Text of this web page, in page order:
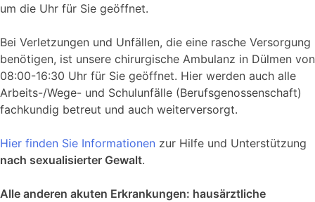
um die Uhr für Sie geöffnet.
Bei Verletzungen und Unfällen, die eine rasche Versorgung
benötigen, ist unsere chirurgische Ambulanz in Dülmen von
08:00-16:30 Uhr für Sie geöffnet. Hier werden auch alle
Arbeits-/Wege- und Schulunfälle (Berufsgenossenschaft)
fachkundig betreut und auch weiterversorgt.
Hier finden Sie Informationen zur Hilfe und Unterstützung
nach sexualisierter Gewalt.
Alle anderen akuten Erkrankungen: hausärztliche